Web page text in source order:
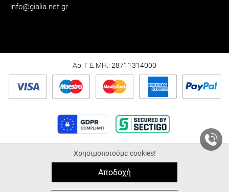
info@gialia.net.gr
Αρ. Γ.Ε.ΜΗ.: 28711314000
ALL-IN-ONE eCommerce Business Development by
Plushost.gr
0
Χρησιμοποιούμε cookies!
Αποδοχή